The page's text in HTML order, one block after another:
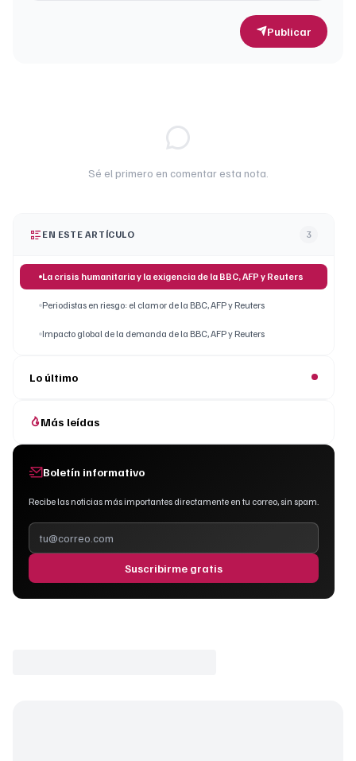
Publicar
Sé el primero en comentar esta nota.
EN ESTE ARTÍCULO 3
La crisis humanitaria y la exigencia de la BBC, AFP y Reuters
Periodistas en riesgo: el clamor de la BBC, AFP y Reuters
Impacto global de la demanda de la BBC, AFP y Reuters
Lo último
Más leídas
Boletín informativo
Recibe las noticias más importantes directamente en tu correo, sin spam.
Suscribirme gratis